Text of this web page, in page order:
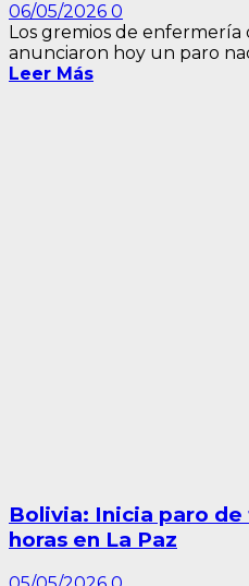
06/05/2026 0
Los gremios de
anunciaron hoy un paro
Leer Más
Bolivia: Inicia paro
horas en La Paz